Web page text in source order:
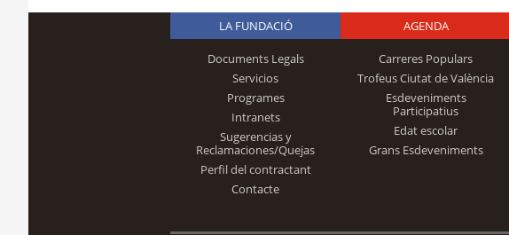
Logo Fundación
Trinidad Alfonso
LA FUNDACIÓ
Documents Legals
Servicios
Programes
Intranets
Sugerencias y
Reclamaciones/Quejas
Perfil del contractant
Contacte
AGENDA
Carreres Populars
Trofeus Ciutat de València
Esdeveniments
Participatius
Edat escolar
Grans Esdeveniments